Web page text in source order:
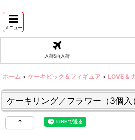
メニュー
入荷&再入荷
ホーム > ケーキピック＆フィギュア > LOVE &
ケーキリング／フラワー（3個入